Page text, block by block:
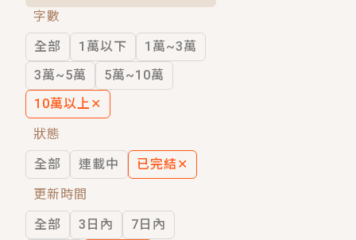
穿越｜《穿越遠古後成了野人娘子》你
字數
全部
1萬以下
1萬~3萬
3萬~5萬
5萬~10萬
10萬以上 ✕
狀態
全部
連載中 已完結✕
更新時間
全部
3日內
7日內